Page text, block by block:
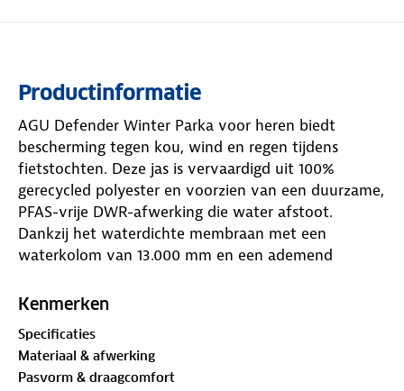
Productinformatie
AGU Defender Winter Parka voor heren biedt
bescherming tegen kou, wind en regen tijdens
fietstochten. Deze jas is vervaardigd uit 100%
gerecycled polyester en voorzien van een duurzame,
PFAS-vrije DWR-afwerking die water afstoot.
Dankzij het waterdichte membraan met een
waterkolom van 13.000 mm en een ademend
comfortabel.
De capuchon is in maat verstelbaar en geschikt
om over een helm te dragen voor extra
bescherming tijdens nat weer.
Kenmerken
Specificaties
Materiaal & afwerking
Pasvorm & draagcomfort